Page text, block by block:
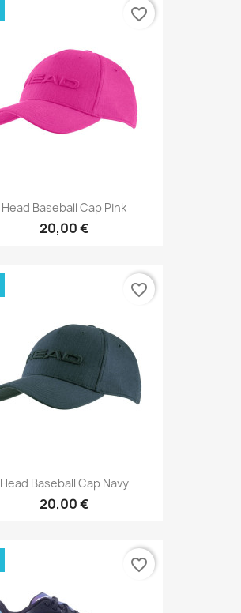
Head Baseball Cap Pink
20,00 €
favorite_border
Head Baseball Cap Navy
20,00 €
favorite_border
favorite_border